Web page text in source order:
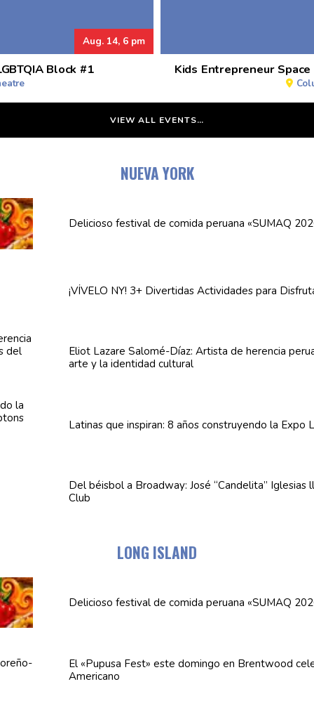
Aug. 14, 6 pm
Block #1 Kids Entrepreneur
VIEW ALL EVENTS…
NUEVA YORK
Delicioso festival de comida peruana «SUMAQ
¡VÍVELO NY! 3+ Divertidas Actividadespara
Eliot Lazare Salomé-Díaz: Artista de herencia
arte y la identidad cultural
Latinas que inspiran: 8 años construyendo la Expo
Del béisbol a Broadway: José “Candelita” Iglesias
Club
LONG ISLAND
Delicioso festival de comida peruana «SUMAQ
El «Pupusa Fest» este domingo en Brentwood
Americano